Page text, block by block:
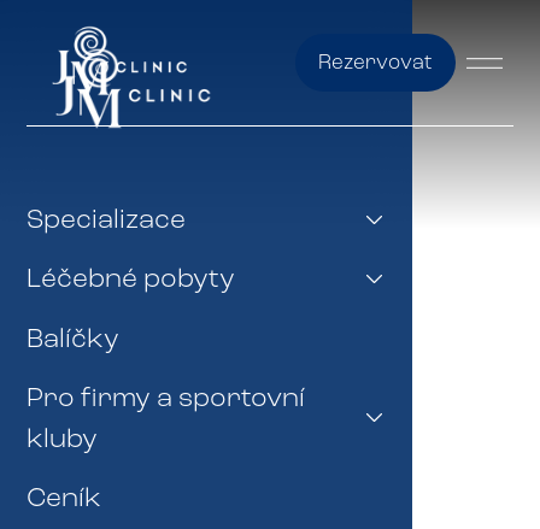
Rezervovat
Specializace
Léčebné pobyty
Balíčky
Pro firmy a sportovní
kluby
Ceník